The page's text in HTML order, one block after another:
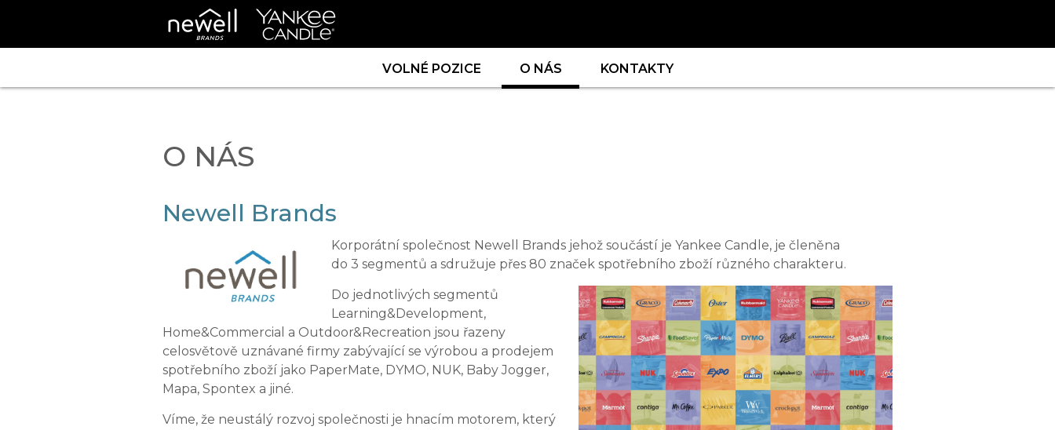
VOLNÉ POZICE O NÁS KONTAKTY
O NÁS
Newell Brands
Korporátní společnost Newell Brands jehož součástí je Yankee Candle, je členěna
do 3 segmentů a sdružuje přes 80 značek spotřebního zboží různého charakteru.
Do jednotlivých segmentů
Learning&Development,
Home&Commercial a Outdoor&Recreation jsou řazeny
celosvětově uznávané firmy zabývající se výrobou a prodejem
spotřebního zboží jako PaperMate, DYMO, NUK, Baby Jogger,
Mapa, Spontex a jiné.
Víme, že neustálý rozvoj společnosti je hnacím motorem, který